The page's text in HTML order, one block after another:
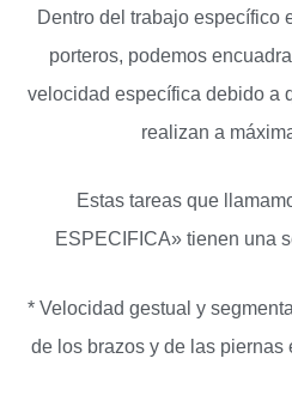
Dentro del trabajo específico
porteros, podemos
velocidad específica debido a
realizan a
Estas tareas que
ESPECIFICA» tienen una
* Velocidad gestual y
de los brazos y de las piernas